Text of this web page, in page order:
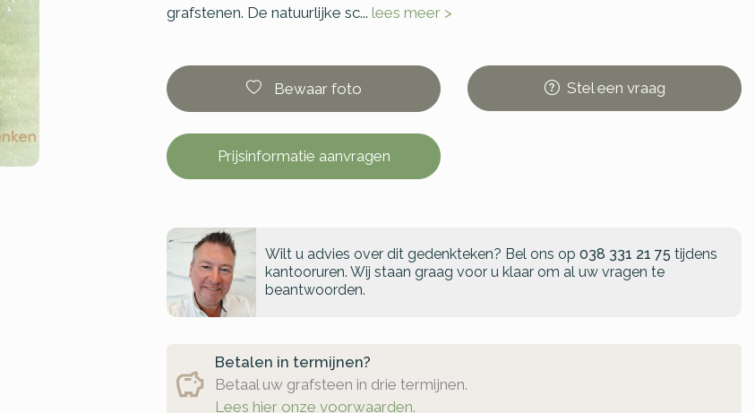
grafstenen. De natuurlijke sc... lees meer >
Bewaar foto Steleen vraag
Prijsinformatie aanvragen
Wilt u advies over dit gedenkteken? Bel ons op 038 331 21 75 tijdens
kantooruren. Wij staan graag voor u klaar om al uw vragen te
beantwoorden.
Betalen in termijnen?
Betaal uw grafsteen in drie termijnen.
Lees hier onze voorwaarden.